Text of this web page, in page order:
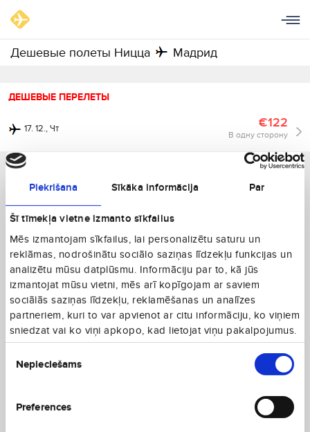
Piekrišana Sīkāka informācija Par
Šī tīmekļa vietne izmanto sīkfailus
Mēs izmantojam sīkfailus, lai personalizētu saturu un
reklāmas, nodrošinātu sociālo saziņas līdzekļu funkcijas un
analizētu mūsu datplūsmu. Informāciju par to, kā jūs
izmantojat mūsu vietni, mēs arī kopīgojam ar saviem
sociālās saziņas līdzekļu, reklamēšanas un analīzes
partneriem, kuri to var apvienot ar citu informāciju, ko viņiem
sniedzat vai ko viņi apkopo, kad lietojat viņu pakalpojumus.
izvēle
Nepieciešams
Preferences
Дешевые полеты Ницца Мадрид
ДЕШЕВЫЕ ПЕРЕЛЕТЫ
17. 12., Чт €122
В одну сторону